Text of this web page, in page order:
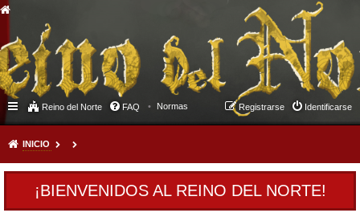
Reino del Norte FAQ Normas Identificarse
Registrarse
INICIO
¡BIENVENIDOS AL REINO DEL NORTE!